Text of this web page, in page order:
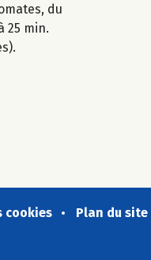
du
25 min.
cookies Plan du site